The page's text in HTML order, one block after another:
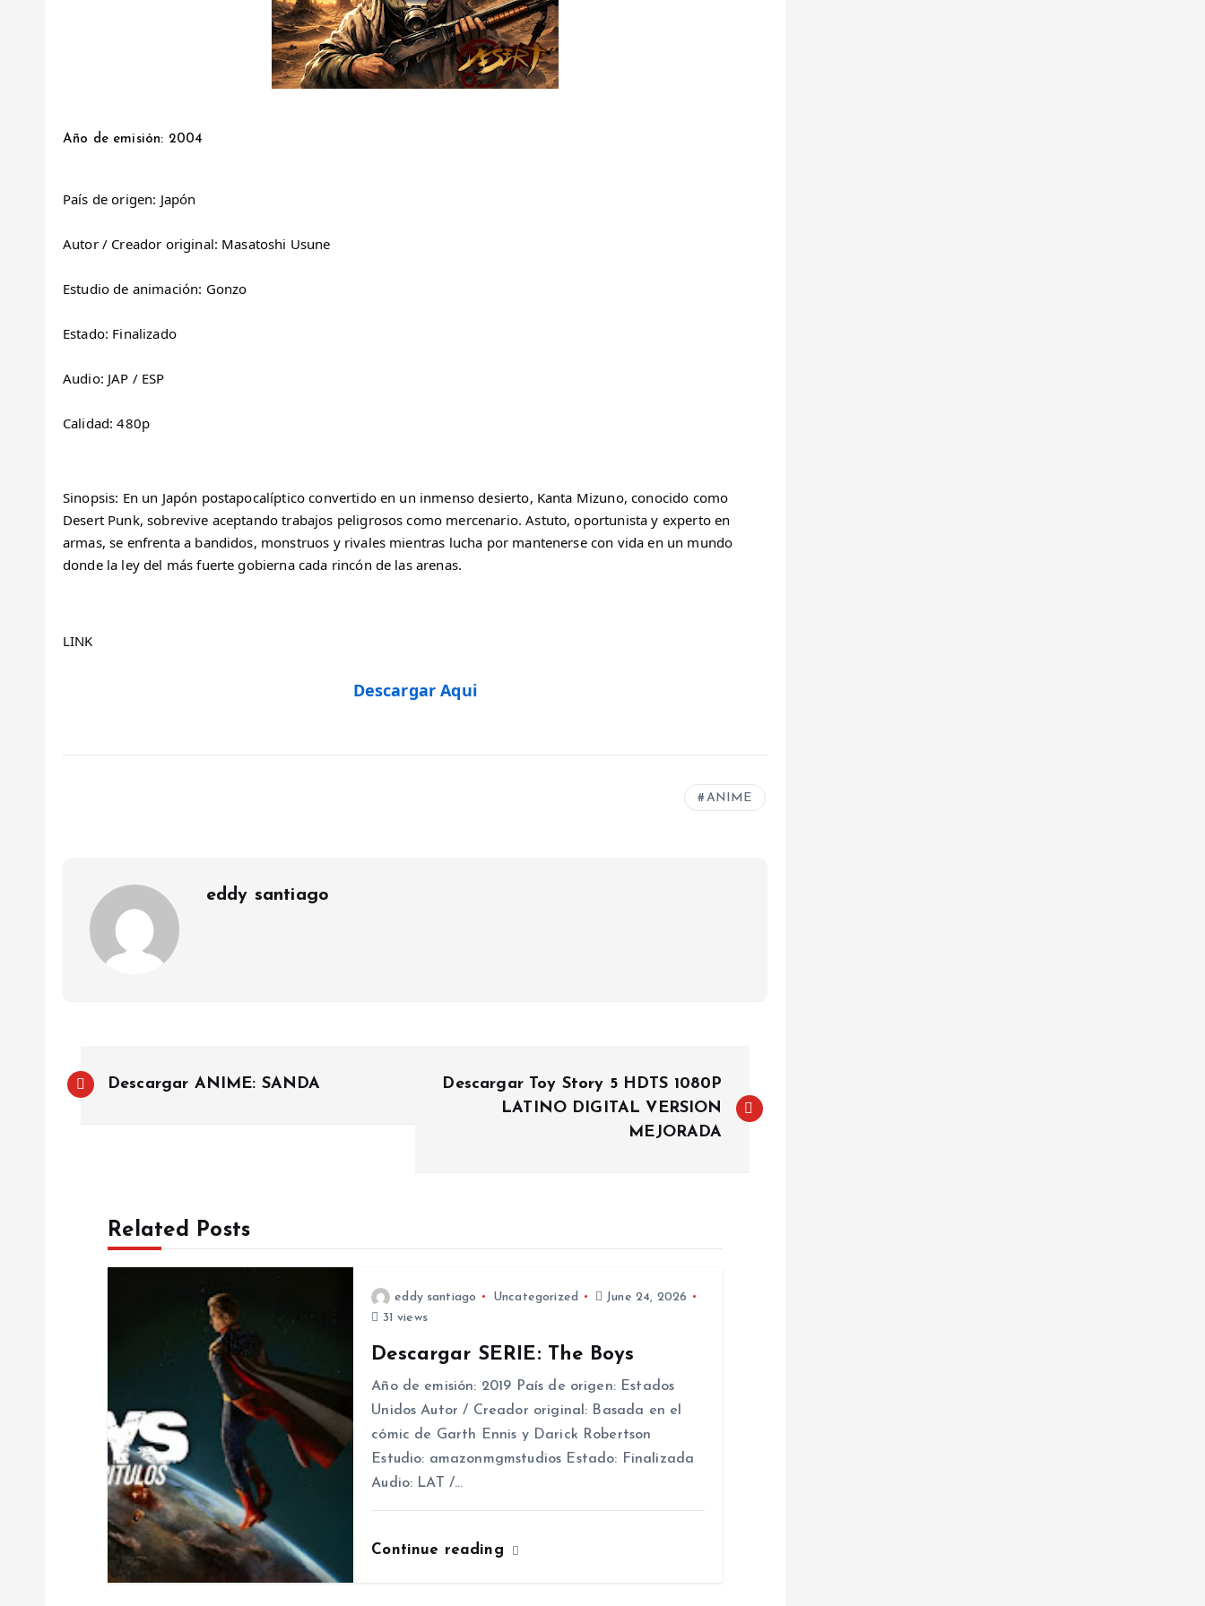
Año de emisión: 2004
País de origen: Japón
Autor / Creador original: Masatoshi Usune
Estudio de animación: Gonzo
Estado: Finalizado
Audio: JAP / ESP
Calidad: 480p
Sinopsis: En un Japón postapocalíptico convertido en un inmenso desierto, Kanta Mizuno, conocido como
Desert Punk, sobrevive aceptando trabajos peligrosos como mercenario. Astuto, oportunista y experto en
armas, se enfrenta a bandidos, monstruos y rivales mientras lucha por mantenerse con vida en un mundo
donde la ley del más fuerte gobierna cada rincón de las arenas.
LINK
Descargar Aqui
ANIME
eddy santiago
P
Descargar ANIME: SANDA
Descargar Toy Story 5 HDTS 1080P
LATINO DIGITAL VERSION
MEJORADA
Related Posts
eddy santiago Uncategorized
June 24, 2026
31 views
Descargar SERIE: The Boys
Año de emisión: 2019 País de origen: Estados
Unidos Autor / Creador original: Basada en el
cómic de Garth Ennis y Darick Robertson
Estudio: amazonmgmstudios Estado: Finalizada
Audio: LAT /…
Continue reading